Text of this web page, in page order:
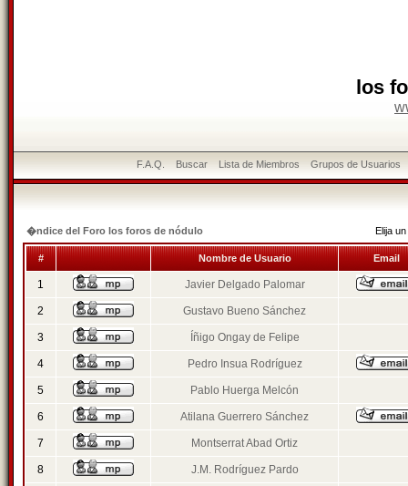
los
F.A.Q. Buscar Lista de Miembros Grupos de Usuarios
�ndice del Foro los foros de nódulo Elija
# Nombre de Usuario Email
1 Javier Delgado Palomar
2 Gustavo Bueno Sánchez
3 Íñigo Ongay de Felipe
4 Pedro Insua Rodríguez
5 Pablo Huerga Melcón
6 Atilana Guerrero Sánchez
7 Montserrat Abad Ortiz
8 J.M. Rodríguez Pardo